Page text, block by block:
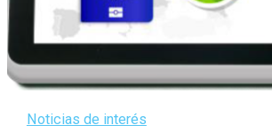
Noticias de interés